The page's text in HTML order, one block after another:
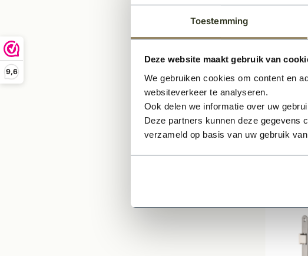
Toestemming
Deze website maakt gebruik van
We gebruiken cookies om content en
websiteverkeer te analyseren.
Ook delen we informatie over uw
Deze partners kunnen deze gegevens
verzameld op basis van uw gebruik
9,6
Elke
of sleutelgat.
Dit product
Wilt u uw
hebt? Vraag